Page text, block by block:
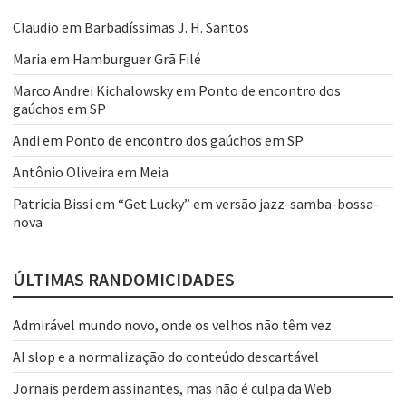
Claudio em Barbadíssimas J. H. Santos
Maria em Hamburguer Grã Filé
Marco Andrei Kichalowskyem Ponto de encontro dos
gaúchos em SP
Andi em Ponto de encontro dos gaúchos em SP
Antônio Oliveira em Meia
Patricia Bissi em “Get Lucky” em versão jazz-samba-bossa-
nova
ÚLTIMAS RANDOMICIDADES
Admirável mundo novo, onde os velhos não têm vez
AI slop e a normalização do conteúdo descartável
Jornais perdem assinantes, mas não é culpa da Web